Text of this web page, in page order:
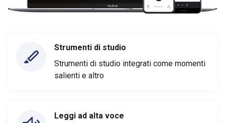
Strumenti di studio
Strumenti di studio integrati come momenti
salienti e altro
Leggi ad alta voce